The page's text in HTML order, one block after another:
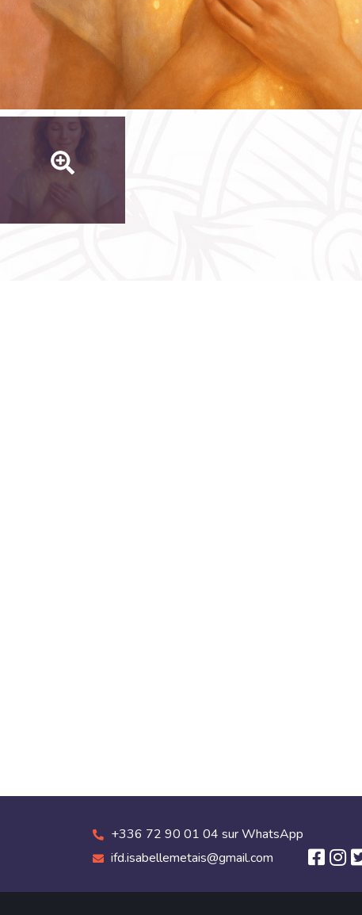
+336 72 90 01 04 sur WhatsApp
ifd.isabellemetais@gmail.com